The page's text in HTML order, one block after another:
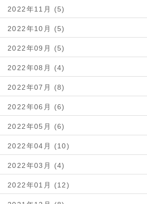
2022年11月 (5)
2022年10月 (5)
2022年09月 (5)
2022年08月 (4)
2022年07月 (8)
2022年06月 (6)
2022年05月 (6)
2022年04月 (10)
2022年03月 (4)
2022年01月 (12)